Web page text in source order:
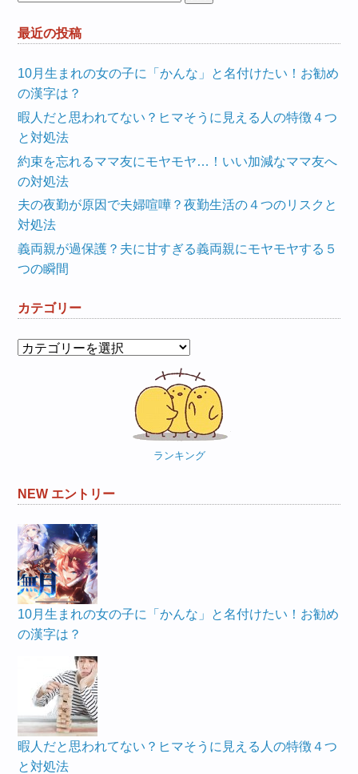
最近の投稿
10月生まれの女の子に「かんな」と名付けたい！お勧め
の漢字は？
暇人だと思われてない？ヒマそうに見える人の特徴４つ
と対処法
約束を忘れるママ友にモヤモヤ…！いい加減なママ友へ
の対処法
夫の夜勤が原因で夫婦喧嘩？夜勤生活の４つのリスクと
対処法
義両親が過保護？夫に甘すぎる義両親にモヤモヤする５
つの瞬間
カテゴリー
カ
ランキング
NEW エントリー
10月生まれの女の子に「かんな」と名付けたい！お勧め
の漢字は？
暇人だと思われてない？ヒマそうに見える人の特徴４つ
と対処法